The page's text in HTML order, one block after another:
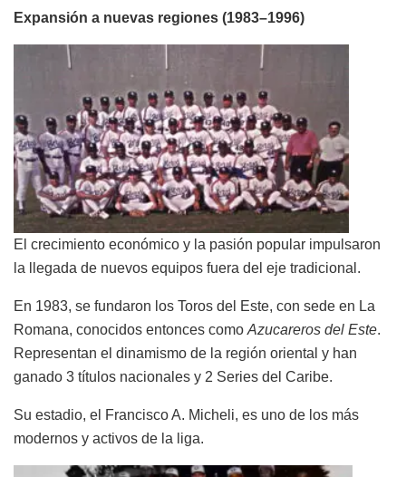
Expansión a nuevas regiones (1983–1996)
El crecimiento económico y la pasión popular impulsaron
la llegada de nuevos equipos fuera del eje tradicional.
En 1983, se fundaron los Toros del Este, con sede en La
Romana, conocidos entonces como Azucareros del Este.
Representan el dinamismo de la región oriental y han
ganado 3 títulos nacionales y 2 Series del Caribe.
Su estadio, el Francisco A. Micheli, es uno de los más
modernos y activos de la liga.